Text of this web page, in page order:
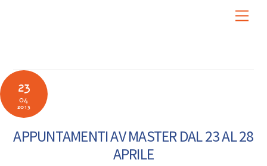
23
04
2013
APPUNTAMENTI AV MASTER DAL 23 AL 28
APRILE